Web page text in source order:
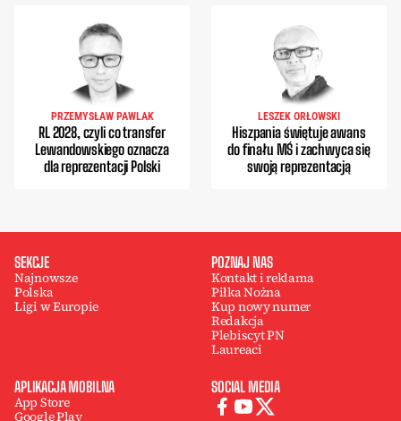
PRZEMYSŁAW PAWLAK
RL 2028, czyli co transfer
Lewandowskiego oznacza
dla reprezentacji Polski
LESZEK ORŁOWSKI
Hiszpania świętuje awans
do finału MŚ i zachwyca się
swoją reprezentacją
SEKCJE
Najnowsze
Polska
Ligi w Europie
POZNAJ NAS
Kontakt i reklama
Piłka Nożna
Kup nowy numer
Redakcja
Plebiscyt PN
Laureaci
APLIKACJA MOBILNA
App Store
Google Play
SOCIAL MEDIA